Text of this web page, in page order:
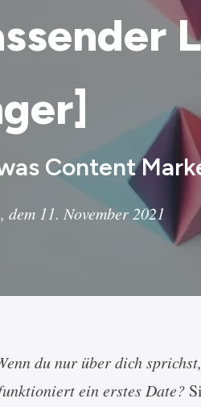
Content
11. November 2021
du nur über dich
ein erstes Date?